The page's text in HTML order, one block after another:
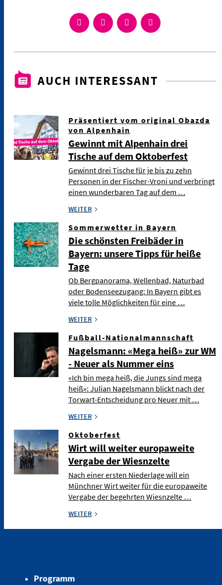
AUCH INTERESSANT
Präsentiert vom original Obazda
von Alpenhain
Gewinnt mit Alpenhain drei
Tische auf dem Oktoberfest
Gewinnt drei Tische für je bis zu zehn
Personen in der Fischer-Vroni und verbringt
einen wunderbaren Tag auf dem …
WEITER
Sommerwetter in Bayern
Die schönsten Freibäder in
Bayern: unsere Tipps für heiße
Tage
Ob Bergpanorama, Wellenbad, Naturbad
oder Bodenseezugang: In Bayern gibt es
viele tolle Möglichkeiten für eine …
WEITER
Fußball-Nationalmannschaft
Nagelsmann: «Mega heiß» zur WM
- Neuer als Nummer eins
«Ich bin mega heiß, die Jungs sind mega
heiß»: Julian Nagelsmann blickt nach der
Torwart-Entscheidung pro Neuer mit …
WEITER
Oktoberfest
Wirt will weiter europaweite
Vergabe der Wiesnzelte
Nach einer ersten Niederlage will ein
Münchner Wirt weiter für die europaweite
Vergabe der begehrten Wiesnzelte …
WEITER
Programm